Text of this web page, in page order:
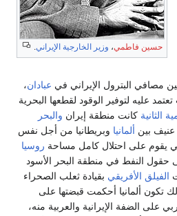
حسين فاطمي، وزير الخارجية الإيراني.
مصافي البترول الإيراني في عبادان،
عليه لتوفير الوقود لقطعها البحرية
الثانية كانت منطقة إيران والبحر
بين ألمانيا وبريطانيا من أجل نفس
يقوم على احتلال كامل مساحة روسيا
حقول النفط في منطقة البحر الأسود
الفيلق الأفريقي بقيادة ثعلب الصحراء
تكون ألمانيا أحكمت قبضتها على
على الضفة الإيرانية والعربية منه،